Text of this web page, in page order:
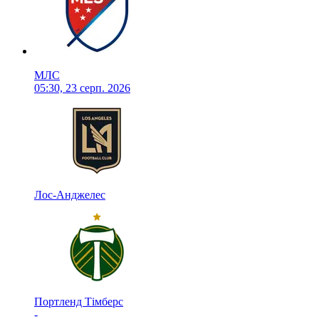
МЛС
05:30, 23 серп. 2026
Лос-Анджелес
Портленд Тімберс
-